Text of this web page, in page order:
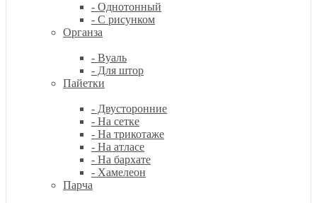
- Однотонный
- С рисунком
Органза
- Вуаль
- Для штор
Пайетки
- Двусторонние
- На сетке
- На трикотаже
- На атласе
- На бархате
- Хамелеон
Парча